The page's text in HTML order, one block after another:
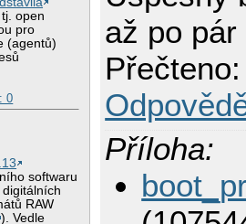
open
pro
(agentů)
0
softwaru
RAW
). Vedle
až po
Příloha: